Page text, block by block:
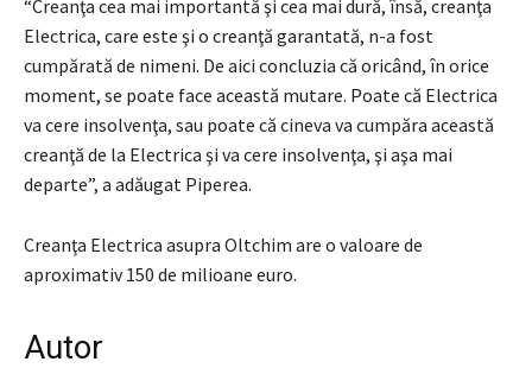
“Creanţa cea mai importantă şi cea mai dură, însă, creanţa
Electrica, care este şi o creanţă garantată, n-a fost
cumpărată de nimeni. De aici concluzia că oricând, în orice
moment, se poate face această mutare. Poate că Electrica
va cere insolvenţa, sau poate că cineva va cumpăra această
creanţă de la Electrica şi va cere insolvenţa, şi aşa mai
departe”, a adăugat Piperea.
Creanţa Electrica asupra Oltchim are o valoare de
aproximativ 150 de milioane euro.
Autor